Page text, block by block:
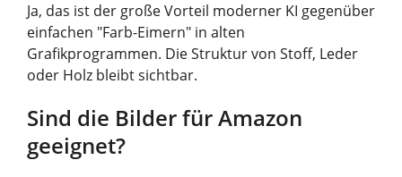
Ja, das ist der große Vorteil moderner KI gegenüber
einfachen "Farb-Eimern" in alten
Grafikprogrammen. Die Struktur von Stoff, Leder
oder Holz bleibt sichtbar.
Sind die Bilder für Amazon
geeignet?